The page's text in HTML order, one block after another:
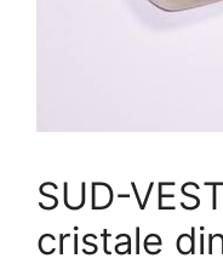
SUD-
cristale